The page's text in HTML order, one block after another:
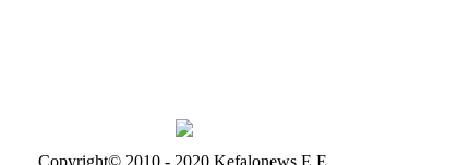
Copyright© 2010 - 2020 Kefalonews Ε.E.